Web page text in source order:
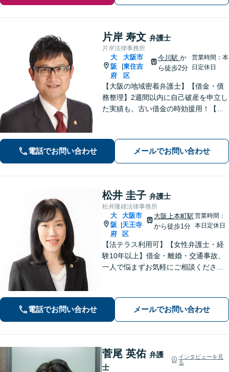
片岸 寿文 弁護士
片岸法律事務所
大
阪
府
|
大阪市
東住吉
区
今川駅 か
ら徒歩2分
営業時間：本
日定休日
【大阪の地域密着弁護士】【借金・債
務整理】2週間以内に自己破産を申立し
た実績も。古い借金の時効援用！【刑
応・増額交渉の相談。【今川駅2分】
【初回30分無料相談】
電話でお問い合わせ メールでお問い合わせ
松井 圭子 弁護士
松井隆雄法律事務所
大
阪
府
大阪市
天王寺
区
大阪上本町駅
から徒歩1分
営業時間：
本日定休日
【法テラス利用可】【女性弁護士・経
験10年以上】借金・離婚・交通事故、
一人で悩まずお気軽にご相談ください
迎【谷町九丁目駅・大阪上本町駅から
地下で直結／近鉄沿線からアクセス良
好】
電話でお問い合わせ メールでお問い合わせ
菅尾 英佑 弁護
士
インタビューを見
る